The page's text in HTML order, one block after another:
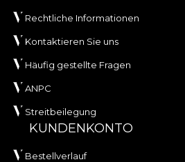
Rechtliche Informationen
Kontaktieren Sie uns
Häufig gestellte Fragen
ANPC
Streitbeilegung
KUNDENKONTO
Bestellverlauf